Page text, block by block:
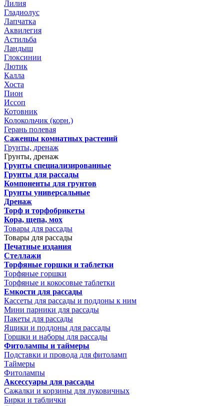
Лилия
Гладиолус
Лапчатка
Аквилегия
Астильба
Ландыш
Глоксинии
Лютик
Калла
Хоста
Пион
Иссоп
Котовник
Колокольчик (корн.)
Герань полевая
Саженцы комнатных растений
Грунты, дренаж
Грунты, дренаж
Грунты специализированные
Грунты для рассады
Компоненты для грунтов
Грунты универсальные
Дренаж
Торф и торфобрикеты
Кора, щепа, мох
Товары для рассады
Товары для рассады
Печатные издания
Стеллажи
Торфяные горшки и таблетки
Торфяные горшки
Торфяные и кокосовые таблетки
Емкости для рассады
Кассеты для рассады и поддоны к ним
Мини парники для рассады
Пакеты для рассады
Ящики и поддоны для рассады
Горшки и наборы для рассады
Фитолампы и таймеры
Подставки и провода для фитоламп
Таймеры
Фитолампы
Аксессуары для рассады
Сажалки и корзины для луковичных
Бирки и таблички